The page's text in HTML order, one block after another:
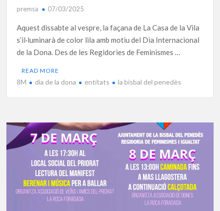
premsa 07/03/2025
Aquest dissabte al vespre, la façana de La Casa de la Vila
s’il·luminarà de color lila amb motiu del Dia Internacional
de la Dona. Des de les Regidories de Feminismes …
READ MORE
8M dia de la dona entitats la bisbal del penedès